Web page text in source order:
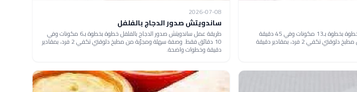
طريقة عمل فطيرة الخضروات خطوة بخطوة بـ13 مكونات وفي 45 دقيقة
فقط. وصفة سهلة ومجرّبة من مطبخ دلوقتي تكفي 2 فرد، بمقادير دقيقة
2026-07-08
ساندويتش صدور الدجاج بالفلفل
طريقة عمل ساندويتش صدور الدجاج بالفلفل خطوة بخطوة بـ6 مكونات وفي
10 دقائق فقط. وصفة سهلة ومجرّبة من مطبخ دلوقتي تكفي 2 فرد، بمقادير
دقيقة وخطوات واضحة.